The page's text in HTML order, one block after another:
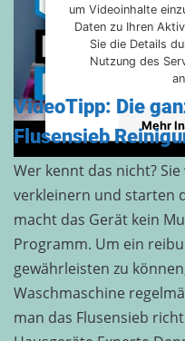
um Videoinhalte
Daten zu Ihren
Sie die Details
Nutzung des
Mehr
powered by
VideoTipp: Die
Flusensieb
Wer kennt das nicht?
verkleinern und starten
macht das Gerät kein
Programm. Um ein
gewährleisten zu
Waschmaschine
man das Flusensieb